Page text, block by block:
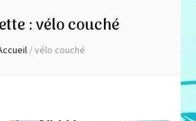
:vélo couché
/vélo couché